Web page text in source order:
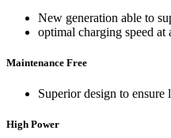
New generation able to
optimal charging speed at
Maintenance Free
Superior design to
High Power